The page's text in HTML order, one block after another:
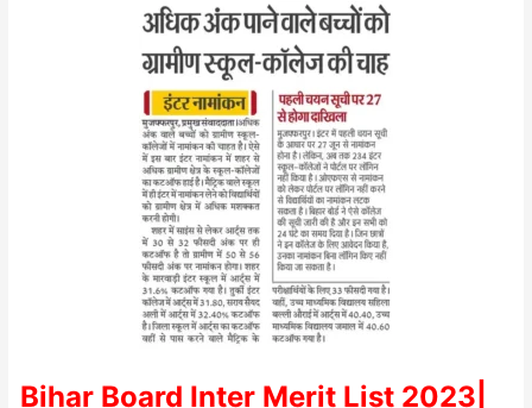
Bihar Board Inter Merit List 2023|